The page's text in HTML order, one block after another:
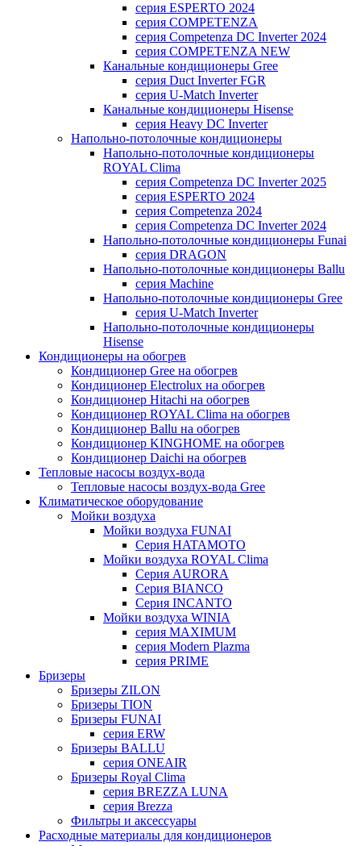
серия ESPERTO 2024
серия COMPETENZA
серия Competenza DC Inverter 2024
серия COMPETENZA NEW
Канальные кондиционеры Gree
серия Duct Inverter FGR
серия U-Match Inverter
Канальные кондиционеры Hisense
серия Heavy DC Inverter
Напольно-потолочные кондиционеры
Напольно-потолочные кондиционеры
ROYAL Clima
серия Competenza DC Inverter 2025
серия ESPERTO 2024
серия Competenza 2024
серия Competenza DC Inverter 2024
Напольно-потолочные кондиционеры Funai
серия DRAGON
Напольно-потолочные кондиционеры Ballu
серия Machine
Напольно-потолочные кондиционеры Gree
серия U-Match Inverter
Напольно-потолочные кондиционеры
Hisense
Кондиционеры на обогрев
Кондиционер Gree на обогрев
Кондиционер Electrolux на обогрев
Кондиционер Hitachi на обогрев
Кондиционер ROYAL Clima на обогрев
Кондиционер Ballu на обогрев
Кондиционер KINGHOME на обогрев
Кондиционер Daichi на обогрев
Тепловые насосы воздух-вода
Тепловые насосы воздух-вода Gree
Климатическое оборудование
Мойки воздуха
Мойки воздуха FUNAI
Серия HATAMOTO
Мойки воздуха ROYAL Clima
Серия AURORA
Серия BIANCO
Серия INCANTO
Мойки воздуха WINIA
серия MAXIMUM
серия Modern Plazma
серия PRIME
Бризеры
Бризеры ZILON
Бризеры TION
Бризеры FUNAI
серия ERW
Бризеры BALLU
серия ONEAIR
Бризеры Royal Clima
серия BREZZA LUNA
серия Brezza
Фильтры и аксессуары
Расходные материалы для кондиционеров